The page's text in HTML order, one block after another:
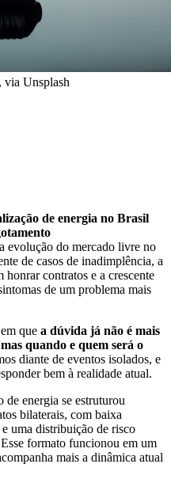
Unsplash
de energia no Brasil
evolução do mercado livre no
de casos de inadimplência, a
contratos e a crescente
de um problema mais
que a dúvida já não é mais
quando e quem será o
diante de eventos isolados, e
bem à realidade atual.
energia se estruturou
bilaterais, com baixa
uma distribuição de risco
formato funcionou em um
mais a dinâmica atual